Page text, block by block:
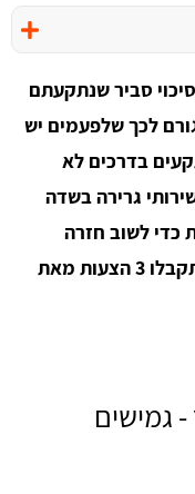
סביר שנתקעתם
לכך שלפעמים יש
בדרכים לא
גרירה בשדה
כדי לשוב חזרה
לדרככם, כאשר כאן באתר גרר פלוס תקבלו 3 הצעות מאת
גמישים